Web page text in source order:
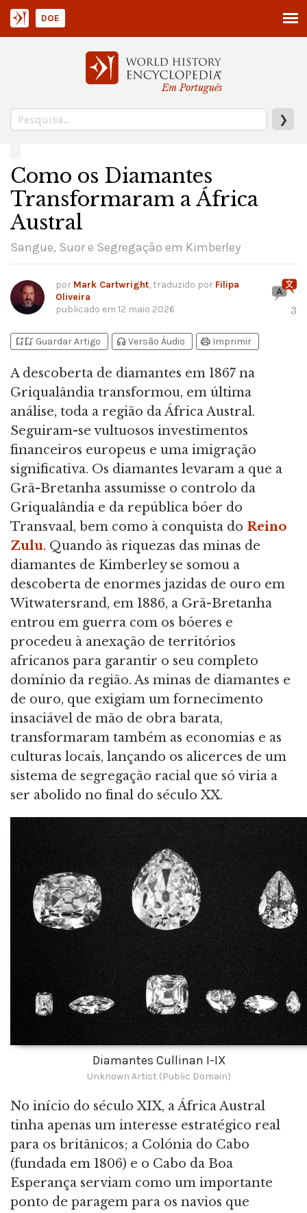
Em Português
❯
DOE
Como os Diamantes
Transformaram a África
Austral
Sangue, Suor e Segregação em Kimberley
por Mark Cartwright, traduzido por Filipa
Oliveira
publicado em 12 maio 2026 3
bookmark_addbookmark_added Guardar Artigo headphones Versão Áudio print Imprimir
A descoberta de diamantes em 1867 na
Griqualândia transformou, em última
análise, toda a região da África Austral.
Seguiram-se vultuosos investimentos
financeiros europeus e uma imigração
significativa. Os diamantes levaram a que a
Grã-Bretanha assumisse o controlo da
Griqualândia e da república bóer do
Transvaal, bem como à conquista do Reino
Zulu. Quando às riquezas das minas de
diamantes de Kimberley se somou a
descoberta de enormes jazidas de ouro em
Witwatersrand, em 1886, a Grã-Bretanha
entrou em guerra com os bóeres e
procedeu à anexação de territórios
africanos para garantir o seu completo
domínio da região. As minas de diamantes e
de ouro, que exigiam um fornecimento
insaciável de mão de obra barata,
transformaram também as economias e as
culturas locais, lançando os alicerces de um
sistema de segregação racial que só viria a
ser abolido no final do século XX.
Diamantes Cullinan I-IX
Unknown Artist (Public Domain)
No início do século XIX, a África Austral
tinha apenas um interesse estratégico real
para os britânicos; a Colónia do Cabo
(fundada em 1806) e o Cabo da Boa
Esperança serviam como um importante
ponto de paragem para os navios que